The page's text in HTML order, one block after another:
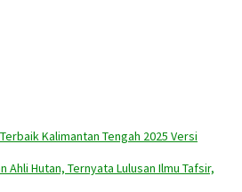
Kalimantan Tengah 2025 Versi
Ahli Hutan, Ternyata Lulusan Ilmu Tafsir,